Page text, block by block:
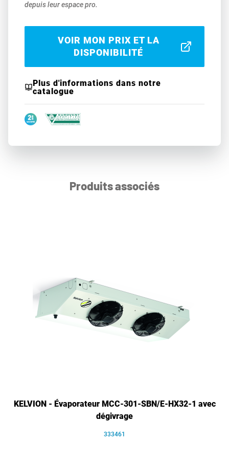
depuis leur espace pro.
VOIR MON PRIX ET LA
DISPONIBILITÉ
Plus d'informations dans notre
catalogue
Produits associés
KELVION - Évaporateur MCC-301-SBN/E-HX32-1 avec
dégivrage
333461